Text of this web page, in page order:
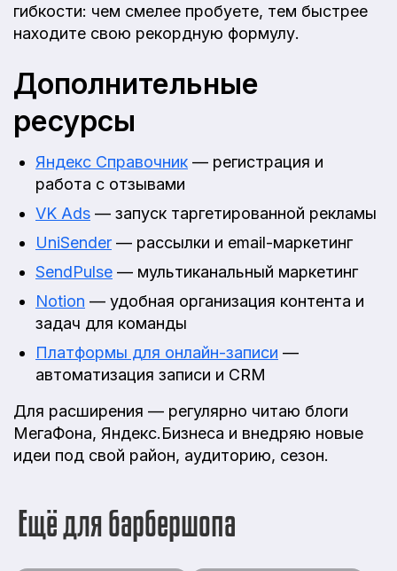
гибкости: чем смелее пробуете, тем быстрее
находите свою рекордную формулу.
Дополнительные
ресурсы
Яндекс Справочник — регистрация и
работа с отзывами
VK Ads — запуск таргетированной рекламы
UniSender — рассылки и email-маркетинг
SendPulse — мультиканальный маркетинг
Notion — удобная организация контента и
задач для команды
Платформы для онлайн-записи —
автоматизация записи и CRM
Для расширения — регулярно читаю блоги
МегаФона, Яндекс.Бизнеса и внедряю новые
идеи под свой район, аудиторию, сезон.
Ещё для барбершопа